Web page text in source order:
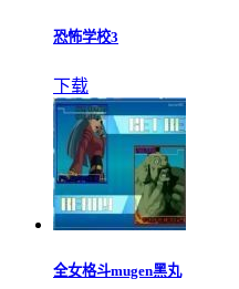
恐怖学校3
下载
全女格斗mugen黑丸